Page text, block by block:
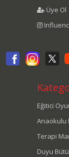
Üye Ol
Eğitici
Anaokulu
Terapi
Duyu